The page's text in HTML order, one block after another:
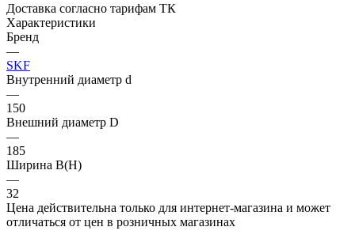
Доставка согласно тарифам ТК
Характеристики
Бренд
—
SKF
Внутренний диаметр d
—
150
Внешний диаметр D
—
185
Ширина B(H)
—
32
Цена действительна только для интернет-магазина и может
отличаться от цен в розничных магазинах